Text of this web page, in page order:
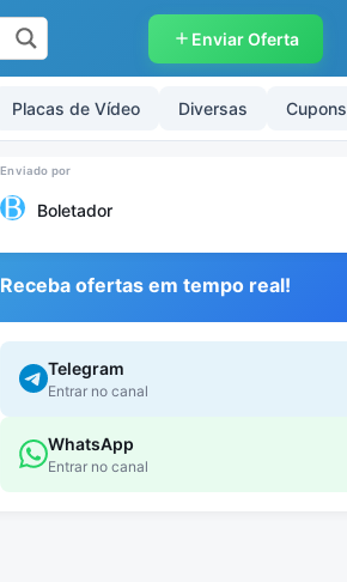
Enviar Oferta
Placas de Vídeo Diversas Cupons
Boletador
Receba ofertas em tempo real!
Telegram
Entrar no canal
WhatsApp
Entrar no canal